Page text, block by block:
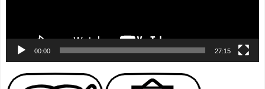
00:00 27:15